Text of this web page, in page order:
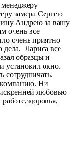
замера Сергею
Андрею за вашу
очень все
очень приятно
дела. Лариса все
образцы и
установил окно.
сотрудничать.
компанию. Ни
любовью